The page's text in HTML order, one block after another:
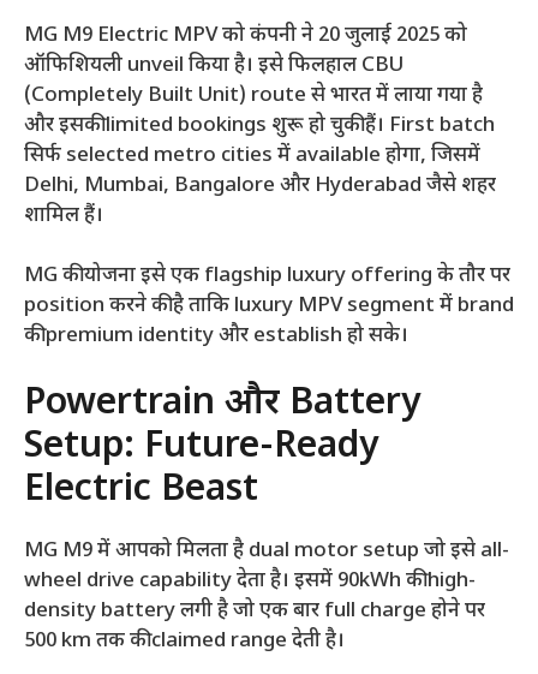
MG M9 Electric MPV को कंपनी ने 20 जुलाई 2025 को
ऑफिशियली unveil किया है। इसे फिलहाल CBU
(Completely Built Unit) route से भारत में लाया गया है
और इसकी limited bookings शुरू हो चुकी हैं। First batch
सिर्फ selected metro cities में available होगा, जिसमें
Delhi, Mumbai, Bangalore और Hyderabad जैसे शहर
शामिल हैं।
MG की योजना इसे एक flagship luxury offering के तौर पर
position करने की है ताकि luxury MPV segment में brand
की premium identity और establish हो सके।
Powertrain और Battery
Setup: Future-Ready
Electric Beast
MG M9 में आपको मिलता है dual motor setup जो इसे all-
wheel drive capability देता है। इसमें 90kWh की high-
density battery लगी है जो एक बार full charge होने पर
500 km तक की claimed range देती है।